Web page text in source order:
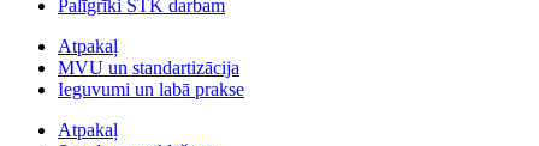
Palīgrīki STK darbam
Atpakaļ
MVU un standartizācija
Ieguvumi un labā prakse
Atpakaļ